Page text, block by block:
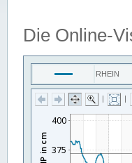
Die Online-